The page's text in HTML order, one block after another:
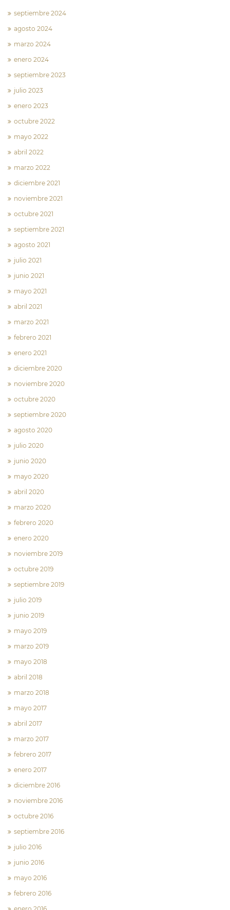
septiembre 2024
agosto 2024
marzo 2024
enero 2024
septiembre 2023
julio 2023
enero 2023
octubre 2022
mayo 2022
abril 2022
marzo 2022
diciembre 2021
noviembre 2021
octubre 2021
septiembre 2021
agosto 2021
julio 2021
junio 2021
mayo 2021
abril 2021
marzo 2021
febrero 2021
enero 2021
diciembre 2020
noviembre 2020
octubre 2020
septiembre 2020
agosto 2020
julio 2020
junio 2020
mayo 2020
abril 2020
marzo 2020
febrero 2020
enero 2020
noviembre 2019
octubre 2019
septiembre 2019
julio 2019
junio 2019
mayo 2019
marzo 2019
mayo 2018
abril 2018
marzo 2018
mayo 2017
abril 2017
marzo 2017
febrero 2017
enero 2017
diciembre 2016
noviembre 2016
octubre 2016
septiembre 2016
julio 2016
junio 2016
mayo 2016
febrero 2016